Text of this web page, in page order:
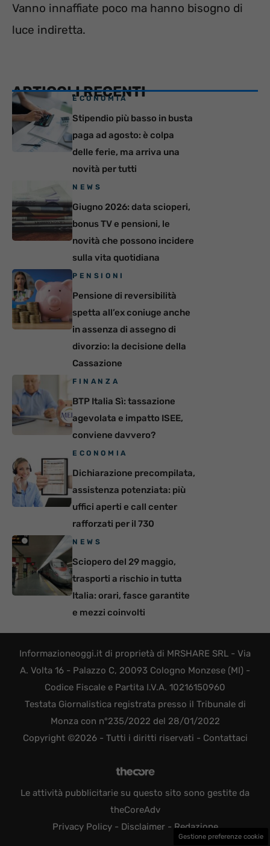
Vanno innaffiate poco ma hanno bisogno di
luce indiretta.
ARTICOLI RECENTI
ECONOMIA
Stipendio più basso in busta
paga ad agosto: è colpa
delle ferie, ma arriva una
novità per tutti
NEWS
Giugno 2026: data scioperi,
bonus TV e pensioni, le
novità che possono incidere
sulla vita quotidiana
PENSIONI
Pensione di reversibilità
spetta all’ex coniuge anche
in assenza di assegno di
divorzio: la decisione della
Cassazione
FINANZA
BTP Italia Sì: tassazione
agevolata e impatto ISEE,
conviene davvero?
ECONOMIA
Dichiarazione precompilata,
assistenza potenziata: più
uffici aperti e call center
rafforzati per il 730
NEWS
Sciopero del 29 maggio,
trasporti a rischio in tutta
Italia: orari, fasce garantite
e mezzi coinvolti
Informazioneoggi.it di proprietà di MRSHARE SRL - Via
A. Volta 16 - Palazzo C, 20093 Cologno Monzese (MI) -
Codice Fiscale e Partita I.V.A. 10216150960
Testata Giornalistica registrata presso il Tribunale di
Monza con n°235/2022 del 28/01/2022
Copyright ©2026 - Tutti i diritti riservati - Contattaci
Le attività pubblicitarie su questo sito sono gestite da
theCoreAdv
Privacy Policy- Disclaimer- Redazione
Gestione preferenze cookie